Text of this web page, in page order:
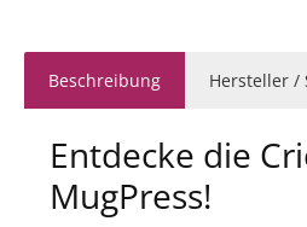
Beschreibung Hersteller /
Entdecke die
MugPress!